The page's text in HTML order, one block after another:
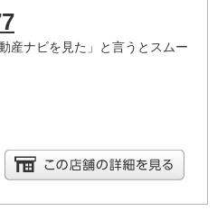
産ナビを見た」と言うとスムー